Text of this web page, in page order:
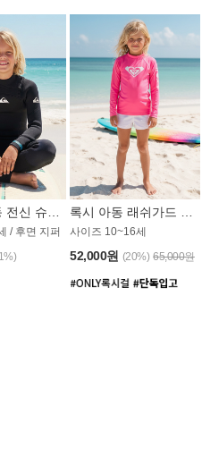
/ 후면 지퍼 사이즈 10~16세
52,000원 (20%) 65,000원